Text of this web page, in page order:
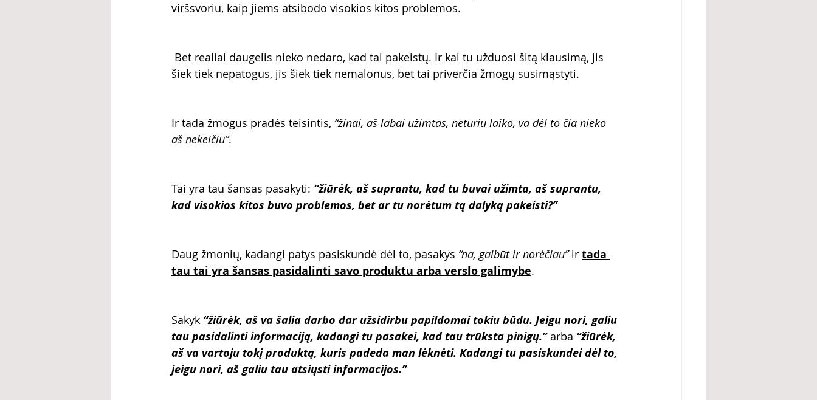
viršsvoriu, kaip jiems atsibodo visokios kitos problemos.
Bet realiai daugelis nieko nedaro, kad tai pakeistų. Ir kai tu užduosi šitą klausimą, jis
šiek tiek nepatogus, jis šiek tiek nemalonus, bet tai priverčia žmogų susimąstyti.
Ir tada žmogus pradės teisintis, “žinai, aš labai užimtas, neturiu laiko, va dėl to čia nieko
aš nekeičiu”.
Tai yra tau šansas pasakyti: “žiūrėk, aš suprantu, kad tu buvai užimta, aš suprantu,
kad visokios kitos buvo problemos, bet ar tu norėtum tą dalyką pakeisti?”
Daug žmonių, kadangi patys pasiskundė dėl to, pasakys “na, galbūt ir norėčiau” ir tada
tau tai yra šansas pasidalinti savo produktu arba verslo galimybe.
Sakyk “žiūrėk, aš va šalia darbo dar užsidirbu papildomai tokiu būdu. Jeigu nori, galiu
tau pasidalinti informaciją, kadangi tu pasakei, kad tau trūksta pinigų.” arba “žiūrėk,
aš va vartoju tokį produktą, kuris padeda man lėknėti. Kadangi tu pasiskundei dėl to,
jeigu nori, aš galiu tau atsiųsti informacijos.”